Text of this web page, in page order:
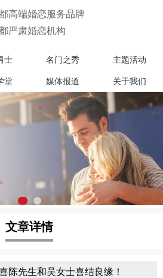
高端婚恋服务品牌
严肃婚恋机构
士 名门之秀 主题活动
堂 媒体报道 关于我们
文章详情
陈先生和吴女士喜结良缘！